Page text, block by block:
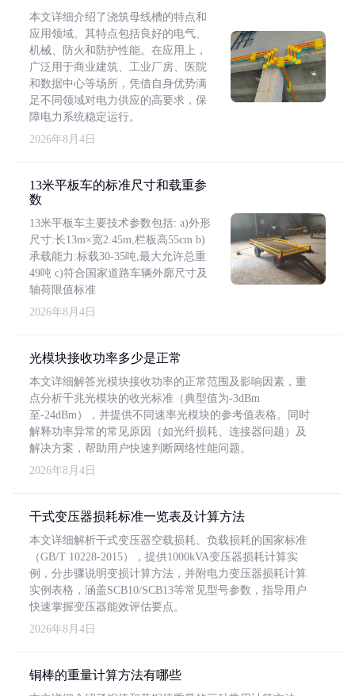
本文详细介绍了浇筑母线槽的特点和
应用领域。其特点包括良好的电气、
机械、防火和防护性能。在应用上，
广泛用于商业建筑、工业厂房、医院
和数据中心等场所，凭借自身优势满
足不同领域对电力供应的高要求，保
障电力系统稳定运行。
2026年8月4日
13米平板车的标准尺寸和载重参
数
13米平板车主要技术参数包括: a)外形
尺寸:长13m×宽2.45m,栏板高55cm b)
承载能力:标载30-35吨,最大允许总重
49吨 c)符合国家道路车辆外廓尺寸及
轴荷限值标准
2026年8月4日
光模块接收功率多少是正常
本文详细解答光模块接收功率的正常范围及影响因素，重
点分析千兆光模块的收光标准（典型值为-3dBm
至-24dBm），并提供不同速率光模块的参考值表格。同时
解释功率异常的常见原因（如光纤损耗、连接器问题）及
解决方案，帮助用户快速判断网络性能问题。
2026年8月4日
干式变压器损耗标准一览表及计算方法
本文详细解析干式变压器空载损耗、负载损耗的国家标准
（GB/T 10228-2015），提供1000kVA变压器损耗计算实
例，分步骤说明变损计算方法，并附电力变压器损耗计算
实例表格，涵盖SCB10/SCB13等常见型号参数，指导用户
快速掌握变压器能效评估要点。
2026年8月4日
铜棒的重量计算方法有哪些